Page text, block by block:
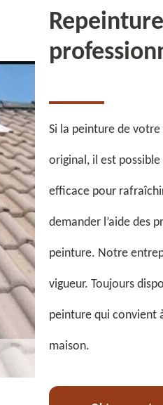
Si la peinture de
original, il est
efficace pour
demander l’aide des
peinture. Notre
vigueur. Toujours
peinture qui convient
maison.